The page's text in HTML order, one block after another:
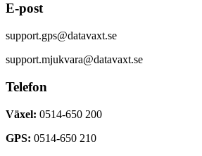
E-post
support.gps@datavaxt.se
support.mjukvara@datavaxt.se
Telefon
Växel: 0514-650 200
GPS: 0514-650 210